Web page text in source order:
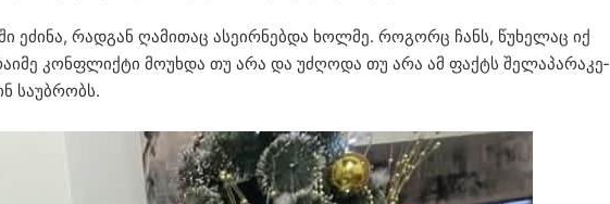
ეძი­ნა, რად­გან ღა­მი­თაც ასე­ირ­ნებ­და ხოლ­მე. რო­გორც ჩანს, წუ­ხე­ლაც იქ
კონ­ფლიქ­ტი მო­უხ­და თუ არა და უძღო­და თუ არა ამ ფაქტს შე­ლა­პა­რა­კე­
სა­უბ­რობს.